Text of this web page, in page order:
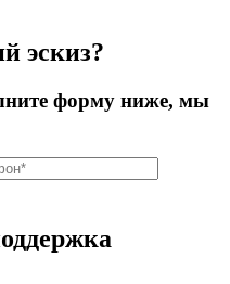
эскиз?
форму ниже, мы